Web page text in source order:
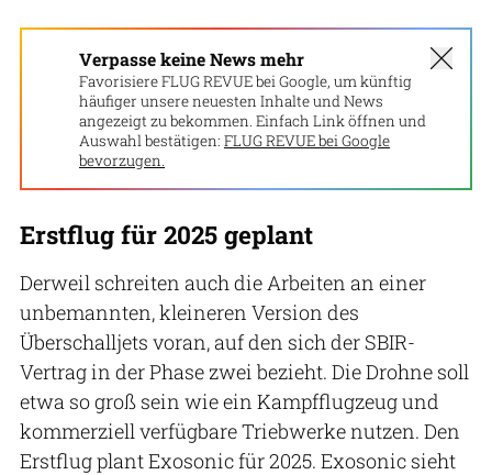
Verpasse keine News mehr
Favorisiere FLUG REVUE bei Google, um künftig
häufiger unsere neuesten Inhalte und News
angezeigt zu bekommen. Einfach Link öffnen und
Auswahl bestätigen: FLUG REVUE bei Google
bevorzugen.
Erstflug für 2025 geplant
Derweil schreiten auch die Arbeiten an einer
unbemannten, kleineren Version des
Überschalljets voran, auf den sich der SBIR-
Vertrag in der Phase zwei bezieht. Die Drohne soll
etwa so groß sein wie ein Kampfflugzeug und
kommerziell verfügbare Triebwerke nutzen. Den
Erstflug plant Exosonic für 2025. Exosonic sieht